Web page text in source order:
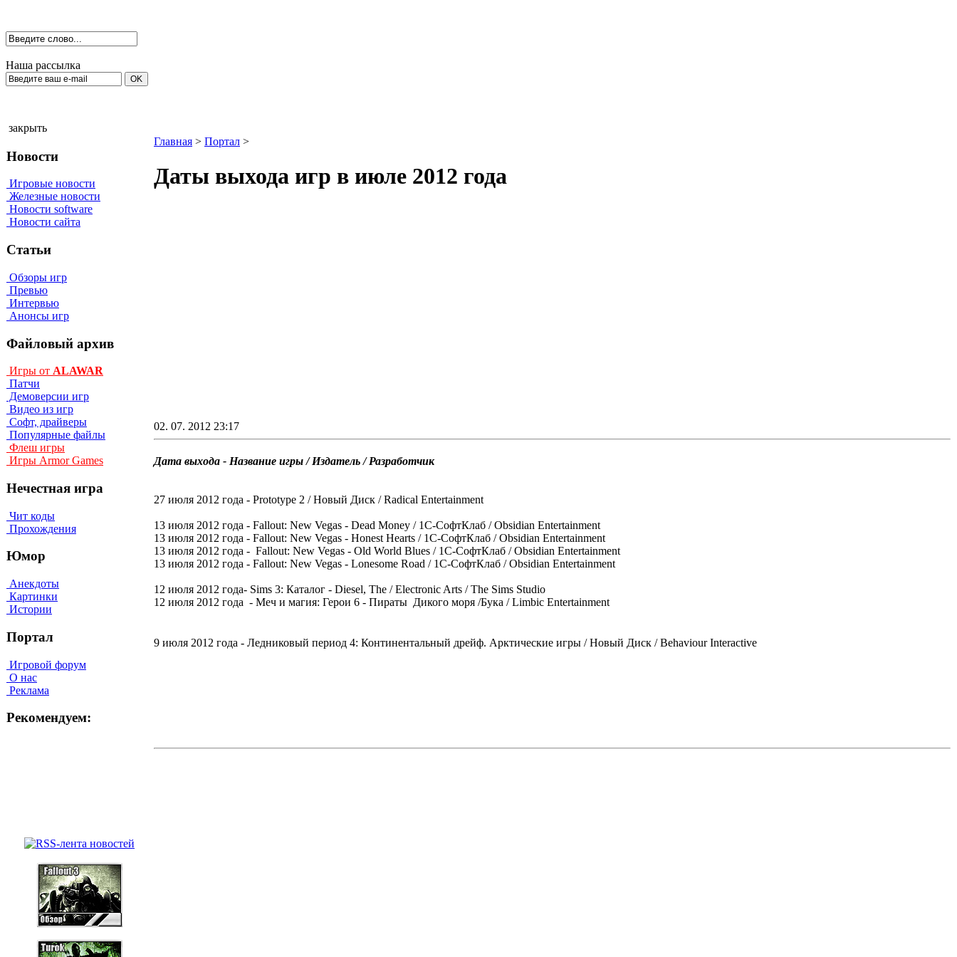
Наша рассылка
закрыть
Новости
Игровые новости
Железные новости
Новости software
Новости сайта
Статьи
Обзоры игр
Превью
Интервью
Анонсы игр
Файловый архив
Игры от ALAWAR
Патчи
Демоверсии игр
Видео из игр
Софт, драйверы
Популярные файлы
Флеш игры
Игры Armor Games
Нечестная игра
Чит коды
Прохождения
Юмор
Анекдоты
Картинки
Истории
Портал
Игровой форум
О нас
Реклама
Рекомендуем:
Главная > Портал >
Даты выхода игр в июле 2012 года
02. 07. 2012 23:17
Дата выхода - Название игры / Издатель / Разработчик
27 июля 2012 года - Prototype 2 / Новый Диск / Radical Entertainment
13 июля 2012 года - Fallout: New Vegas - Dead Money / 1С-СофтКлаб / Obsidian Entertainment
13 июля 2012 года - Fallout: New Vegas - Honest Hearts / 1С-СофтКлаб / Obsidian Entertainment
13 июля 2012 года - Fallout: New Vegas - Old World Blues / 1С-СофтКлаб / Obsidian Entertainment
13 июля 2012 года - Fallout: New Vegas - Lonesome Road / 1С-СофтКлаб / Obsidian Entertainment
12 июля 2012 года- Sims 3: Каталог - Diesel, The / Electronic Arts / The Sims Studio
12 июля 2012 года - Меч и магия: Герои 6 - Пираты Дикого моря /Бука / Limbic Entertainment
9 июля 2012 года - Ледниковый период 4: Континентальный дрейф. Арктические игры / Новый Диск / Behaviour Interactive